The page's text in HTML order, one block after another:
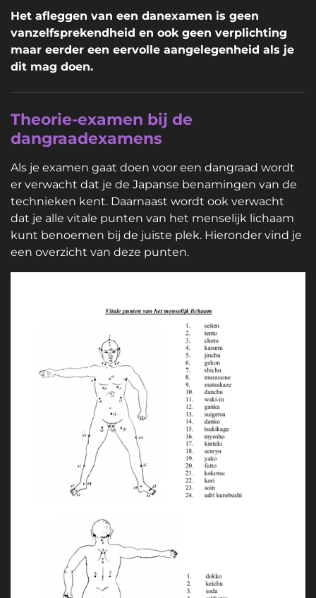
Het afleggen van een danexamen is geen
vanzelfsprekendheid en ook geen verplichting
maar eerder een eervolle aangelegenheid als je
dit mag doen.
Theorie-examen bij de
dangraadexamens
Als je examen gaat doen voor een dangraad wordt
er verwacht dat je de Japanse benamingen van de
technieken kent. Daarnaast wordt ook verwacht
dat je alle vitale punten van het menselijk lichaam
kunt benoemen bij de juiste plek. Hieronder vind je
een overzicht van deze punten.